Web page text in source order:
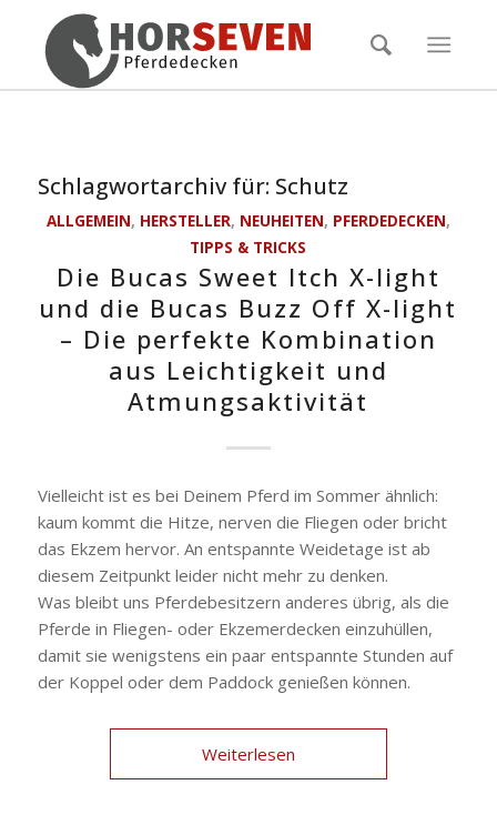
Schlagwortarchiv für: Schutz
ALLGEMEIN, HERSTELLER, NEUHEITEN, PFERDEDECKEN,
TIPPS & TRICKS
Die Bucas Sweet Itch X-light
und die Bucas Buzz Off X-light
– Die perfekte Kombination
aus Leichtigkeit und
Atmungsaktivität
Vielleicht ist es bei Deinem Pferd im Sommer ähnlich:
kaum kommt die Hitze, nerven die Fliegen oder bricht
das Ekzem hervor. An entspannte Weidetage ist ab
diesem Zeitpunkt leider nicht mehr zu denken.
Was bleibt uns Pferdebesitzern anderes übrig, als die
Pferde in Fliegen- oder Ekzemerdecken einzuhüllen,
damit sie wenigstens ein paar entspannte Stunden auf
der Koppel oder dem Paddock genießen können.
Weiterlesen